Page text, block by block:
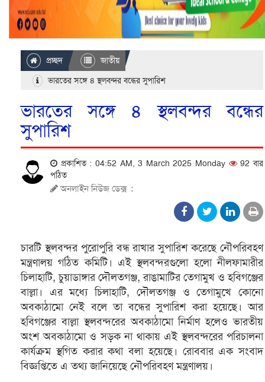
প্রচ্ছদ
জাতীয়
ভারতের সঙ্গে ৪ স্থলবন্দর বন্ধের সুপারিশ
ভারতের সঙ্গে ৪ স্থলবন্দর বন্ধের
সুপারিশ
প্রকাশিত : 04:52 AM, 3 March 2025 Monday
92 বার
পঠিত
অনলাইন নিউজ ডেক্স :
চারটি স্থলবন্দর পুরোপুরি বন্ধ রাখার সুপারিশ করেছে নৌপরিবহণ
মন্ত্রণালয় গঠিত কমিটি। এই স্থলবন্দরগুলো হলো নীলফামারীর
চিলাহাটি, চুয়াডাঙ্গার দৌলতগঞ্জ, রাঙামাটির তেগামুখ ও হবিগঞ্জের
বাল্লা। এর মধ্যে চিলাহাটি, দৌলতগঞ্জ ও তেগামুখে কোনো
অবকাঠামো নেই বলে তা বন্ধের সুপারিশ করা হয়েছে। আর
হবিগঞ্জের বাল্লা স্থলবন্দরের অবকাঠামো নির্মাণ হলেও ভারতীয়
অংশ অবকাঠামো ও সড়ক না থাকায় এই স্থলবন্দরের পরিচালনা
কার্যক্রম স্থগিত করার কথা বলা হয়েছে। রোববার এক সংবাদ
বিজ্ঞপ্তিতে এ তথ্য জানিয়েছে নৌপরিবহণ মন্ত্রণালয়।